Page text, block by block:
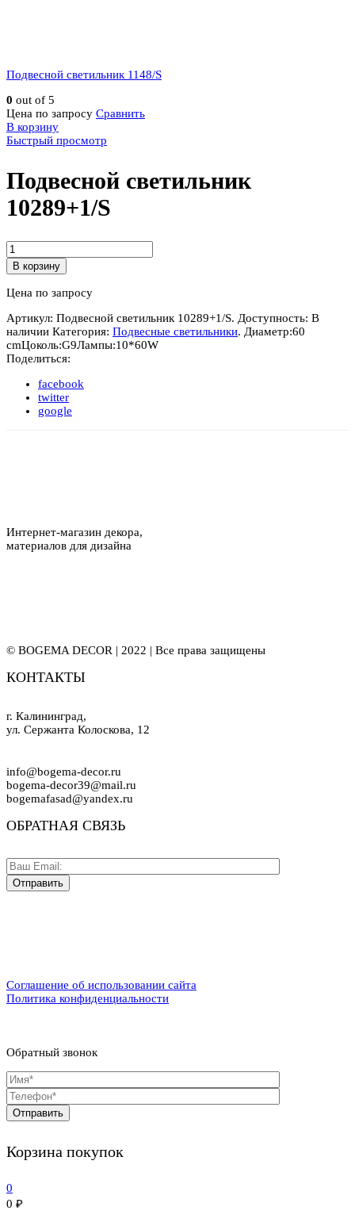
Подвесной светильник 1148/S
0 out of 5
Цена по запросу Сравнить
В корзину
Быстрый просмотр
Подвесной светильник
10289+1/S
Количество
Подвесной
светильник
10289+1/S
В корзину
Цена по запросу
Артикул: Подвесной светильник 10289+1/S. Доступность: В
наличии Категория: Подвесные светильники. Диаметр:60
cmЦоколь:G9Лампы:10*60W
Поделиться:
facebook
twitter
google
Интернет-магазин декора,
материалов для дизайна
© BOGEMA DECOR | 2022 | Все права защищены
КОНТАКТЫ
г. Калининград,
ул. Сержанта Колоскова, 12
info@bogema-decor.ru
bogema-decor39@mail.ru
bogemafasad@yandex.ru
ОБРАТНАЯ СВЯЗЬ
Соглашение об использовании сайта
Политика конфиденциальности
Обратный звонок
Корзина покупок
0
0 ₽